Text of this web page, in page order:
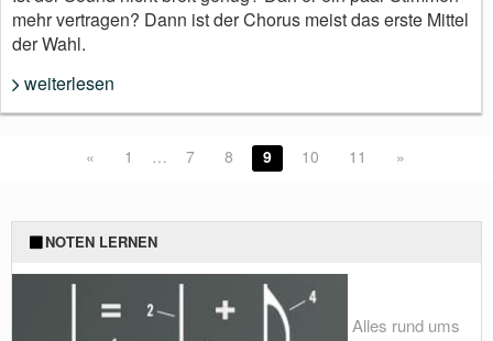
mehr vertragen? Dann ist der Chorus meist das erste Mittel
der Wahl.
weiterlesen
« 1 … 7 8 9 10 11 »
NOTEN LERNEN
Alles rund ums